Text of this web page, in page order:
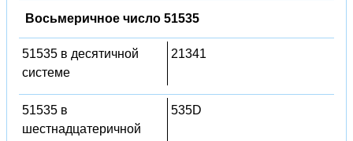
Восьмеричное число 51535
51535 в десятичной
системе
21341
51535 в
шестнадцатеричной
535D